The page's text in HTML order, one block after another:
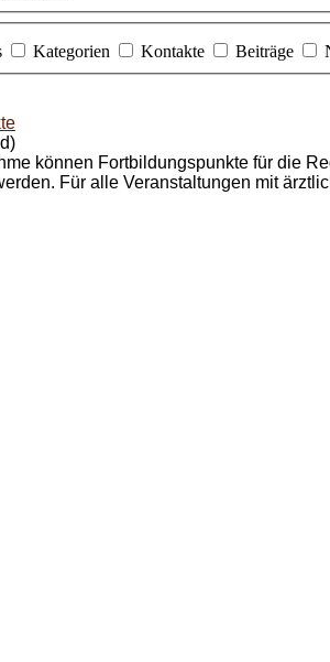
Kategorien Kontakte Beiträge
können Fortbildungspunkte für die
Für alle Veranstaltungen mit